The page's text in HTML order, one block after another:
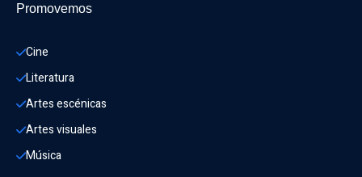
Promovemos
Cine
Literatura
Artes escénicas
Artes visuales
Música